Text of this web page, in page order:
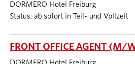
DORMERO Hotel Freiburg
Status: ab sofort in Teil- und Vollzeit
FRONT OFFICE AGENT (M/